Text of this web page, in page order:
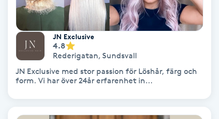
Nagelförstärkning
Nagelklippning
Nagelsvamp
JN Exclusive
4.8
Rederigatan, Sundsvall
JN Exclusive med stor passion för Löshår, färg och
form. Vi har över 24år erfarenhet in...